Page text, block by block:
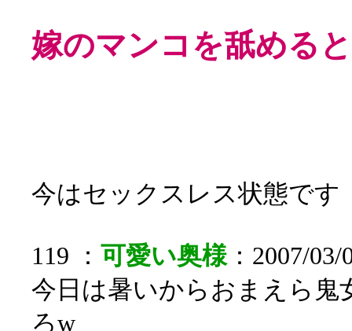
嫁のマンコを舐める
今はセックスレス状態です
119 ： 可愛い奥様：2007/
今日は暑いからおまえら鬼
ろw